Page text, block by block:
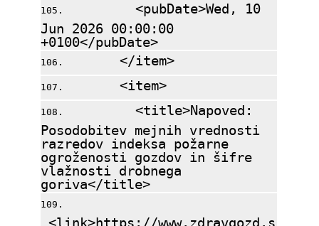
<pubDate>Wed, 10
Jun 2026 00:00:00
+0100</pubDate>
</item>
<item>
<title>Napoved:
Posodobitev mejnih vrednosti
razredov indeksa požarne
ogroženosti gozdov in šifre
vlažnosti drobnega
goriva</title>
<link>https://www.zdravgozd.s